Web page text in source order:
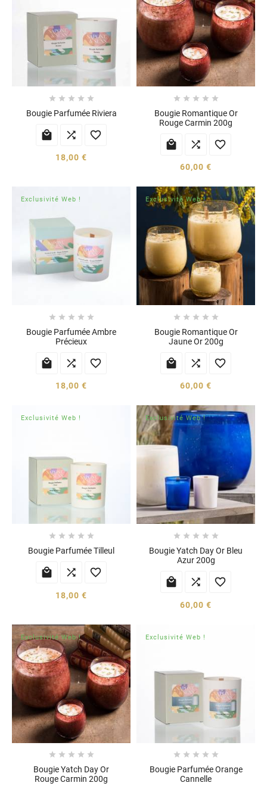
    
Bougie Parfumée Riviera
  
18,00 €
    
Bougie Romantique Or
Rouge Carmin 200g
  
60,00 €
Exclusivité Web !
    
Bougie Parfumée Ambre
Précieux
  
18,00 €
Exclusivité Web !
    
Bougie Romantique Or
Jaune Or 200g
  
60,00 €
Exclusivité Web !
    
Bougie Parfumée Tilleul
  
18,00 €
Exclusivité Web !
    
Bougie Yatch Day Or Bleu
Azur 200g
  
60,00 €
Exclusivité Web !
    
Bougie Yatch Day Or
Rouge Carmin 200g
Exclusivité Web !
    
Bougie Parfumée Orange
Cannelle